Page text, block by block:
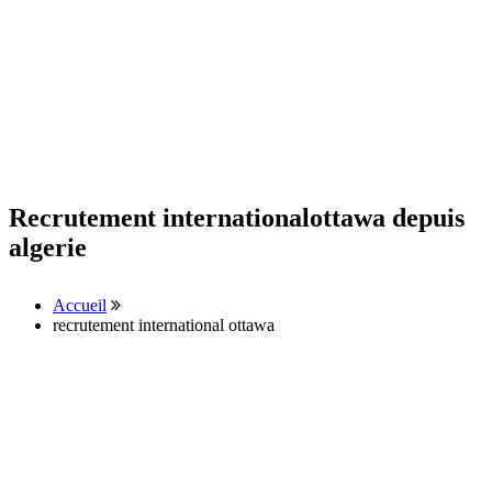
Recrutement internationalottawa depuis
algerie
Accueil
recrutement international ottawa